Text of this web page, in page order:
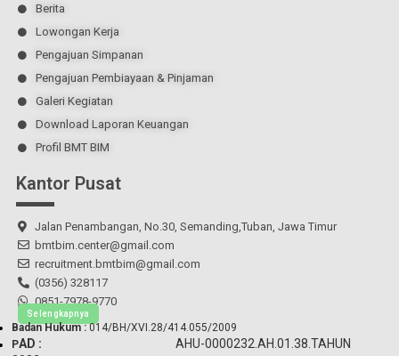
Berita
Lowongan Kerja
Pengajuan Simpanan
Pengajuan Pembiayaan & Pinjaman
Galeri Kegiatan
Download Laporan Keuangan
Profil BMT BIM
Kantor Pusat
Jalan Penambangan, No.30, Semanding,Tuban, Jawa Timur
bmtbim.center@gmail.com
recruitment.bmtbim@gmail.com
(0356) 328117
0851-7978-9770
Selengkapnya
Badan Hukum :014/BH/XVI.28/414.055/2009
PAD :
AHU-0000232.AH.01.38.TAHUN